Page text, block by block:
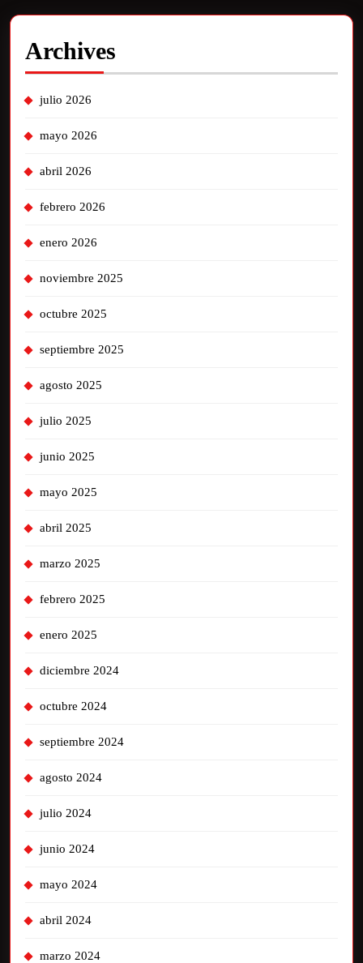
Archives
julio 2026
mayo 2026
abril 2026
febrero 2026
enero 2026
noviembre 2025
octubre 2025
septiembre 2025
agosto 2025
julio 2025
junio 2025
mayo 2025
abril 2025
marzo 2025
febrero 2025
enero 2025
diciembre 2024
octubre 2024
septiembre 2024
agosto 2024
julio 2024
junio 2024
mayo 2024
abril 2024
marzo 2024